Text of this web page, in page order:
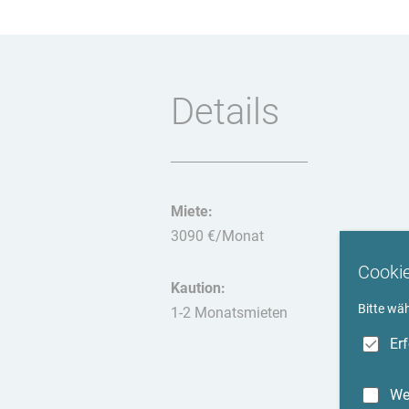
Details
Miete:
3090 €/Monat
Kaution:
1-2 Monatsmieten
Bitte